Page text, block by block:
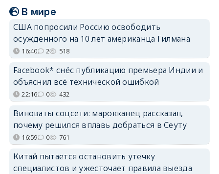
В мире
США попросили Россию освободить
осуждённого на 10 лет американца Гилмана
16:40 2 518
Facebook* снёс публикацию премьера Индии и
объяснил всё технической ошибкой
22:16 0 432
Виноваты соцсети: марокканец рассказал,
почему решился вплавь добраться в Сеуту
16:59 0 761
Китай пытается остановить утечку
специалистов и ужесточает правила выезда